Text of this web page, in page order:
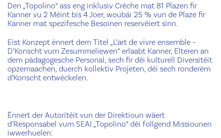
Den „Topolino“ ass eng inklusiv Crèche mat 81 Plazen fir
Kanner vu 2 Méint bis 4 Joer, woubäi 25 % vun de Plaze fir
Kanner mat spezifesche Besoinen reservéiert sinn.
Eist Konzept ënnert dem Titel „L’art de vivre ensemble –
D’Konscht vum Zesummeliewen“ erlaabt Kanner, Elteren an
dem pädagogesche Personal, sech fir déi kulturell Diversitéit
opzemaachen, duerch kollektiv Projeten, déi sech ronderëm
d’Konscht entwéckelen.
Ënnert der Autoritéit vun der Direktioun wäert
d’Responsabel vum SEAI „Topolino“ déi follgend Missiounen
iwwerhuelen: